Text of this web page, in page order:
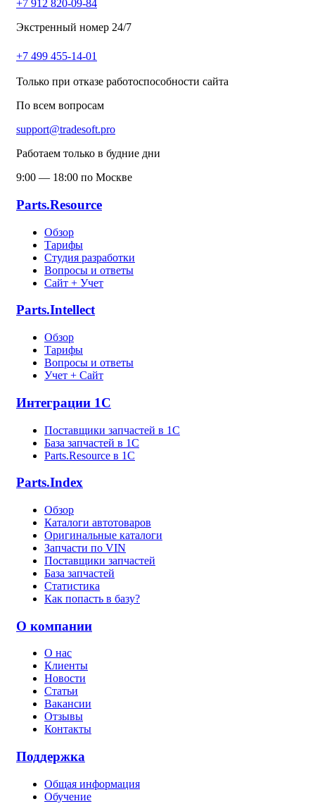
+7 912 820-09-84
Экстренный номер 24/7
+7 499 455-14-01
Только при отказе работоспособности сайта
По всем вопросам
support@tradesoft.pro
Работаем только в будние дни
9:00 — 18:00 по Москве
Parts.Resource
Обзор
Тарифы
Студия разработки
Вопросы и ответы
Сайт + Учет
Parts.Intellect
Обзор
Тарифы
Вопросы и ответы
Учет + Сайт
Интеграции 1С
Поставщики запчастей в 1C
База запчастей в 1С
Parts.Resource в 1C
Parts.Index
Обзор
Каталоги автотоваров
Оригинальные каталоги
Запчасти по VIN
Поставщики запчастей
База запчастей
Статистика
Как попасть в базу?
О компании
О нас
Клиенты
Новости
Статьи
Вакансии
Отзывы
Контакты
Поддержка
Общая информация
Обучение